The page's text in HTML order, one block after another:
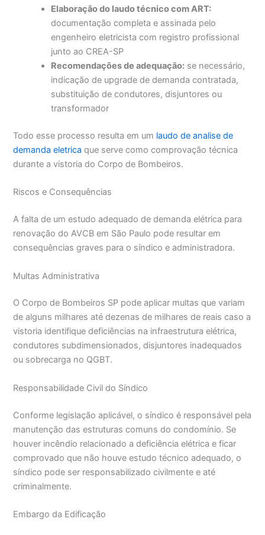
Elaboração do laudo técnico com ART:
documentação completa e assinada pelo
engenheiro eletricista com registro profissional
junto ao CREA-SP
Recomendações de adequação: se necessário,
indicação de upgrade de demanda contratada,
substituição de condutores, disjuntores ou
transformador
Todo esse processo resulta em um laudo de analise de
demanda eletrica que serve como comprovação técnica
durante a vistoria do Corpo de Bombeiros.
Riscos e Consequências
A falta de um estudo adequado de demanda elétrica para
renovação do AVCB em São Paulo pode resultar em
consequências graves para o síndico e administradora.
Multas Administrativa
O Corpo de Bombeiros SP pode aplicar multas que variam
de alguns milhares até dezenas de milhares de reais caso a
vistoria identifique deficiências na infraestrutura elétrica,
condutores subdimensionados, disjuntores inadequados
ou sobrecarga no QGBT.
Responsabilidade Civil do Síndico
Conforme legislação aplicável, o síndico é responsável pela
manutenção das estruturas comuns do condomínio. Se
houver incêndio relacionado a deficiência elétrica e ficar
comprovado que não houve estudo técnico adequado, o
síndico pode ser responsabilizado civilmente e até
criminalmente.
Embargo da Edificação